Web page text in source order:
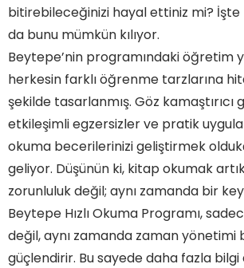
bitirebileceğinizi hayal ettiniz mi?
da bunu mümkün kılıyor.
Beytepe’nin programındaki öğretim
herkesin farklı öğrenme tarzlarına
şekilde tasarlanmış. Göz kamaştırıcı
etkileşimli egzersizler ve pratik
okuma becerilerinizi geliştirmek
geliyor. Düşünün ki, kitap okumak
zorunluluk değil; aynı zamanda bir
Beytepe Hızlı Okuma Programı,
değil, aynı zamanda zaman yönetimi
güçlendirir. Bu sayede daha fazla bilgi
Beytepe'nin Sırlarını Keşfedin: Hızlı
Programı ile Zamanı Nasıl
Hızlı Okuma: Beytepe'deki
Yakaladığı Yeni Yöntem!
Beytepe Hızlı Okuma Programı:
Hızınızı Artırın!
Okuma Hızınızı İkiye Katlayın:
Devrim Niteliğindeki Hızlı Okuma
Beytepe Hızlı Okuma Programı ile
Daha Hızlı Ulaşın!
Gözlerinizi Açın ve Hızlanın: Beytepe
Atölyesi Başlıyor!
Sıkça Sorulan Sorular